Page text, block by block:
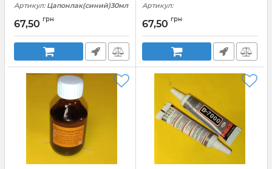
Артикул: Цапонлак(синий)30мл
67,50 грн
Артикул:
67,50 грн